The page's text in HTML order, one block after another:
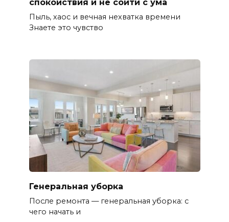
спокойствия и не сойти с ума
Пыль, хаос и вечная нехватка времени
Знаете это чувство
Генеральная уборка
После ремонта — генеральная уборка: с
чего начать и